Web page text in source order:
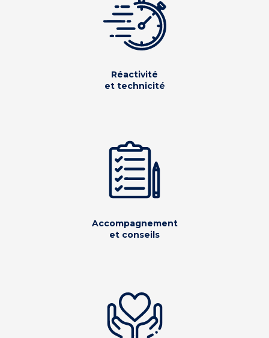
Réactivité
et technicité
Accompagnement
et conseils